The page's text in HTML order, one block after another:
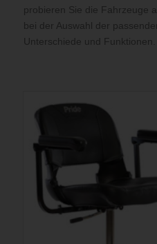
probieren Sie die Fahrzeuge
bei der Auswahl der
Unterschiede und Funktionen.